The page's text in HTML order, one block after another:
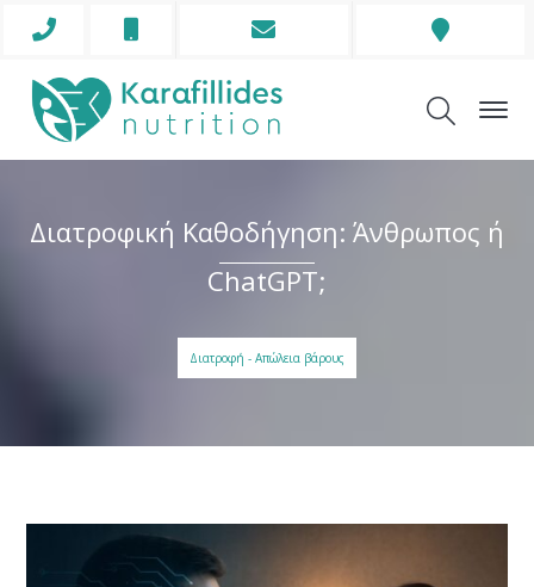
Phone
Envelope
Address
Διατροφική Καθοδήγηση: Άνθρωπος ή
ChatGPT;
Διατροφή - Απώλεια βάρους